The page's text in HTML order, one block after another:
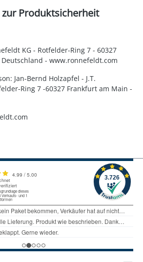
Produktsicherheit
KG - Rotfelder-Ring 7 - 60327
- www.ronnefeldt.com
Jan-Bernd Holzapfel - J.T.
Ring 7 -60327 Frankfurt am Main -